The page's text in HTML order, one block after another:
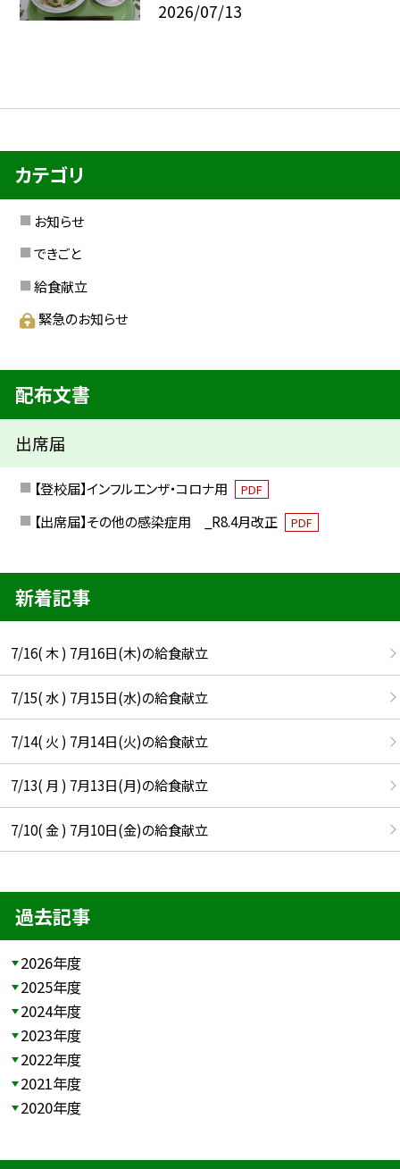
2026/07/13
カテゴリ
お知らせ
できごと
給食献立
緊急のお知らせ
配布文書
出席届
【登校届】インフルエンザ・コロナ用 PDF
【出席届】その他の感染症用 _R8.4月改正 PDF
新着記事
7/16( 木 ) 7月16日(木)の給食献立
7/15( 水 ) 7月15日(水)の給食献立
7/14( 火 ) 7月14日(火)の給食献立
7/13( 月 ) 7月13日(月)の給食献立
7/10( 金 ) 7月10日(金)の給食献立
過去記事
2026年度
2025年度
2024年度
2023年度
2022年度
2021年度
2020年度